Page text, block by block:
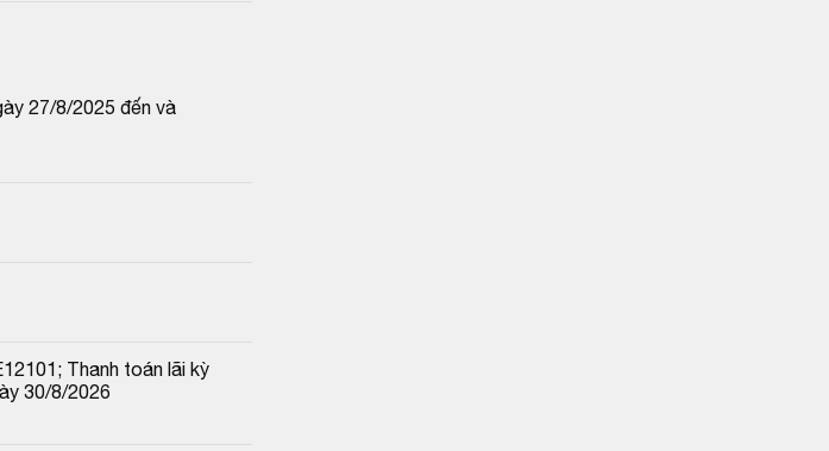
27/8/2025 đến và
Thanh toán lãi kỳ
30/8/2026